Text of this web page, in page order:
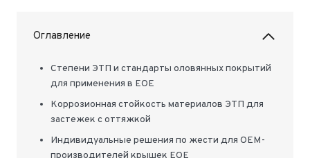
Оглавление
Степени ЭТП и стандарты оловянных покрытий
для применения в EOE
Коррозионная стойкость материалов ЭТП для
застежек с оттяжкой
Индивидуальные решения по жести для OEM-
производителей крышек EOE